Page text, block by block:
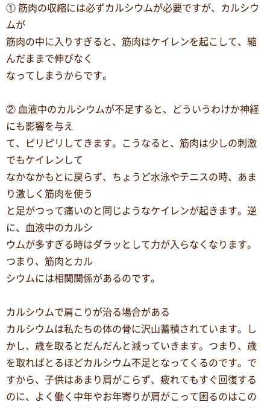
① 筋肉の収縮には必ずカルシウムが必要ですが、カルシウ
ムが
筋肉の中に入りすぎると、筋肉はケイレンを起こして、縮
んだままで伸びなく
なってしまうからです。
② 血液中のカルシウムが不足すると、どういうわけか神経
にも影響を与え
て、ピリピリしてきます。こうなると、筋肉は少しの刺激
でもケイレンして
なかなかもとに戻らず、ちょうど水泳やテニスの時、あま
り激しく筋肉を使う
と足がつって痛いのと同じようなケイレンが起きます。逆
に、血液中のカルシ
ウムが多すぎる時はダラッとして力が入らなくなります。
つまり、筋肉とカル
シウムには相関関係があるのです。
カルシウムで肩こりが治る場合がある
カルシウムは私たちの体の骨に沢山蓄積されています。し
かし、歳を取るとだんだんと減っていきます。つまり、歳
を取ればとるほどカルシウム不足となってくるのです。で
すから、子供はあまり肩がこらず、疲れてもすぐ回復する
のに、よく働く中年やお年寄りが肩がこって困るのはこの